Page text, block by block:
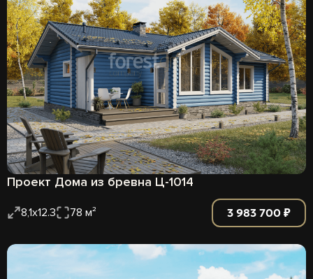
Проект Дома из бревна Ц-1014
8,1х12.3 78 м² 3 983 700 ₽